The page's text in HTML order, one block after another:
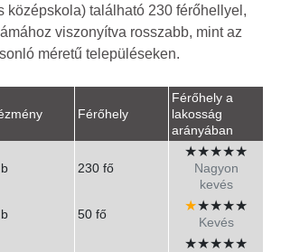
középskola) található 230 férőhellyel,
viszonyítva rosszabb, mint az
méretű településeken.
Férőhely
Férőhely a
lakosság
arányában
230 fő
★
★
★
★
★
Nagyon
kevés
50 fő
★
★
★
★
★
Kevés
★
★
★
★
★